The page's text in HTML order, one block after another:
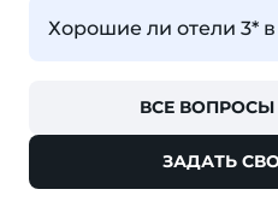
Хорошие ли отели 3*
ВСЕ
ЗАДАТЬ